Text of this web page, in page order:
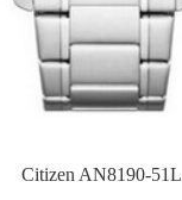
Citizen AN8190-51L